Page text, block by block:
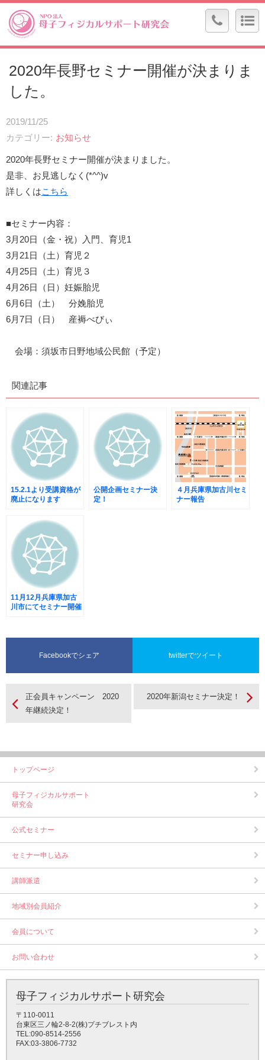
2020年長野セミナー開催が決まりま
した。
2019/11/25
カテゴリー
お知らせ
2020年長野セミナー開催が決まりました。
是非、お見逃しなく(*^^)v
詳しくはこちら
■セミナー内容：
3月20日（金・祝）入門、育児1
3月21日（土）育児２
4月25日（土）育児３
4月26日（日）妊娠胎児
6月6日（土） 分娩胎児
6月7日（日） 産褥べびぃ
会場：須坂市日野地域公民館（予定）
関連記事
15.2.1より受講資格が
廃止になります
公開企画セミナー決
定！
４月兵庫県加古川セミ
ナー報告
11月12月兵庫県加古
川市にてセミナー開催
Facebookでシェア twitterでツイート
正会員キャンペーン 2020
年継続決定！
2020年新潟セミナー決定！
トップページ
母子フィジカルサポート
研究会
公式セミナー
セミナー申し込み
講師派遣
地域別会員紹介
会員について
お問い合わせ
母子フィジカルサポート研究会
〒110-0011
台東区三ノ輪2-8-2(株)プチブレスト内
TEL:090-8514-2556
FAX:03-3806-7732